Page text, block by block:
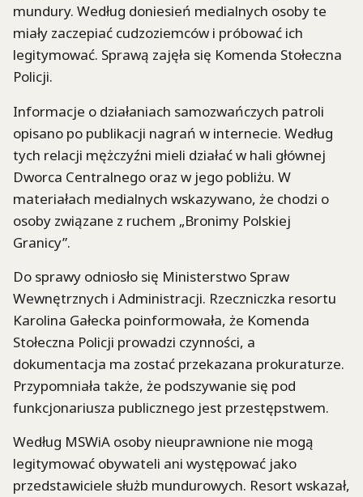
mundury. Według doniesień medialnych osoby te
miały zaczepiać cudzoziemców i próbować ich
legitymować. Sprawą zajęła się Komenda Stołeczna
Policji.
Informacje o działaniach samozwańczych patroli
opisano po publikacji nagrań w internecie. Według
tych relacji mężczyźni mieli działać w hali głównej
Dworca Centralnego oraz w jego pobliżu. W
materiałach medialnych wskazywano, że chodzi o
osoby związane z ruchem „Bronimy Polskiej
Granicy”.
Do sprawy odniosło się Ministerstwo Spraw
Wewnętrznych i Administracji. Rzeczniczka resortu
Karolina Gałecka poinformowała, że Komenda
Stołeczna Policji prowadzi czynności, a
dokumentacja ma zostać przekazana prokuraturze.
Przypomniała także, że podszywanie się pod
funkcjonariusza publicznego jest przestępstwem.
Według MSWiA osoby nieuprawnione nie mogą
legitymować obywateli ani występować jako
przedstawiciele służb mundurowych. Resort wskazał,